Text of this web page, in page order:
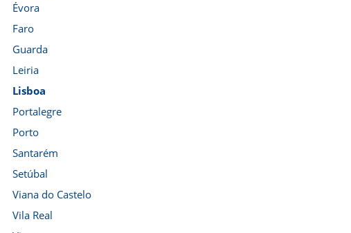
Évora
Faro
Guarda
Leiria
Lisboa
Portalegre
Porto
Santarém
Setúbal
Viana do Castelo
Vila Real